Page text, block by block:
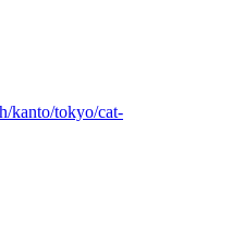
kanto/tokyo/cat-